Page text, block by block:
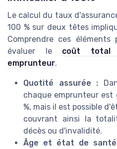
Le calcul du taux
100 % sur deux têtes
Comprendre ces
évaluer le coût total
emprunteur.
Quotité assurée :
chaque emprunteur est
%, mais il est possible
couvrant ainsi la
décès ou d'invalidité.
Âge et état de